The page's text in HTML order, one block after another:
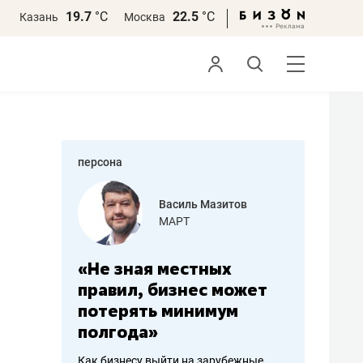
Казань 19.7 °С Москва 22.5 °С
персона
работа
Василь Мазитов
МАРТ
«Не зная местных
правил, бизнес может
потерять минимум
полгода»